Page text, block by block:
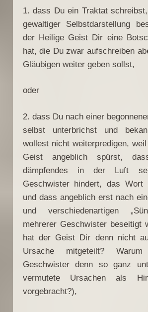
1. dass Du ein Traktat
gewaltiger Selbstdarstellung
der Heilige Geist Dir eine
hat, die Du zwar aufschreiben
Gläubigen weiter geben sollst,
oder
2. dass Du nach einer
selbst unterbrichst und
wollest nicht weiterpredigen,
Geist angeblich spürst,
dämpfendes in der Luft
Geschwister hindert, das Wort
und dass angeblich erst nach
und verschiedenartigen
mehrerer Geschwister beseitigt
hat der Geist Dir denn nicht
Ursache mitgeteilt?
Geschwister denn so ganz
vermutete Ursachen als
vorgebracht?),